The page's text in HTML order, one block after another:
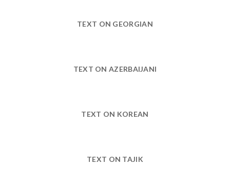
TEXT ON GEORGIAN
TEXT ON AZERBAIJANI
TEXT ON KOREAN
TEXT ON TAJIK